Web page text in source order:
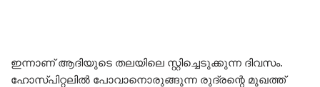
ഇന്നാണ് ആദിയുടെ തലയിലെ സ്റ്റിച്ചെടുക്കുന്ന ദിവസം.
ഹോസ്പിറ്റലിൽ പോവാനൊരുങ്ങുന്ന രുദ്രന്റെ മുഖത്ത്